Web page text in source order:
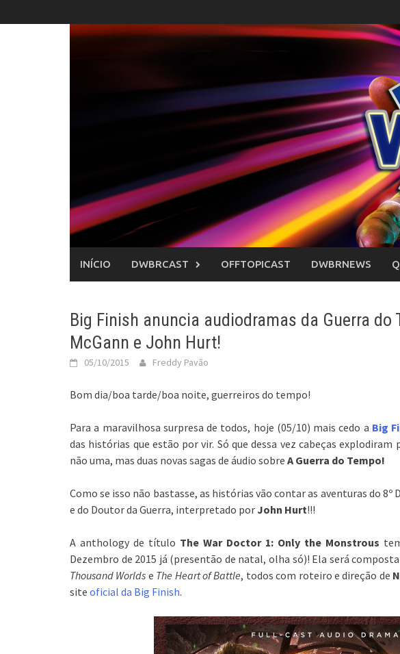
to
INÍCIO DWBRCAST OFFTOPICAST DWBRNEWS
Big Finish anuncia audiodramas da Guerra do
McGann e John Hurt!
05/10/2015 Freddy Pavão
Bom dia/boa tarde/boa noite, guerreiros do tempo!
Para a maravilhosa surpresa de todos, hoje (05/10) mais cedo a Big
das histórias que estão por vir. Só que dessa vez cabeças explodiram
não uma, mas duas novas sagas de áudio sobre A Guerra do Tempo!
Como se isso não bastasse, as histórias vão contar as aventuras do
e do Doutor da Guerra, interpretado por John Hurt!!!
A anthology de título The War Doctor 1: Only the Monstrous
Dezembro de 2015 já (presentão de natal, olha só)! Ela será
Thousand Worlds e The Heart of Battle, todos com roteiro e direção de
site oficial da Big Finish.